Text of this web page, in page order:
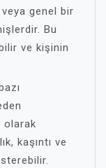
veya genel bir
Bu
ve kişinin
olarak
kaşıntı ve